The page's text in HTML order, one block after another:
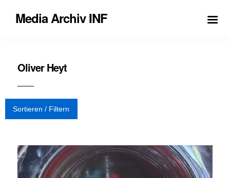
Media Archiv INF
Oliver Heyt
Sortieren / Filtern